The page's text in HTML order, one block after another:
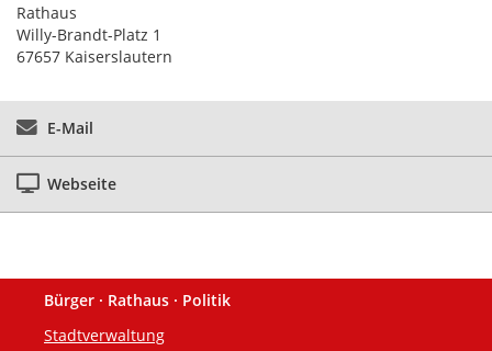
Rathaus
Willy-Brandt-Platz 1
67657 Kaiserslautern
E-Mail
Webseite
Fußzeile
Bürger · Rathaus · Politik
Stadtverwaltung